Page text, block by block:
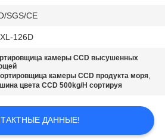
SGS/CE
126D
камеры CCD высушенных
камеры CCD продукта моря,
цвета CCD 500kg/H сортируя
ДАННЫЕ!